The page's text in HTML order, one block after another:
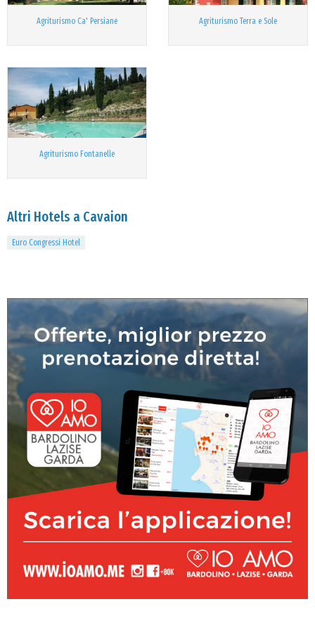
Agriturismo Ca' Persiane Agriturismo Terra e Sole
Agriturismo Fontanelle
Altri Hotels a Cavaion
Euro Congressi Hotel